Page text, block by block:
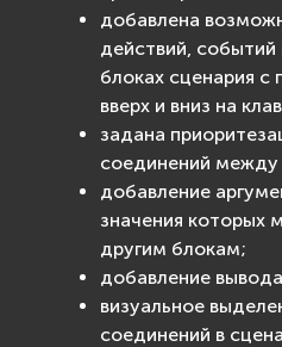
добавлена
действий, событий
блоках сценария
вверх и вниз на
задана
соединений между
добавление
значения которых
другим блокам;
добавление
визуальное
соединений в